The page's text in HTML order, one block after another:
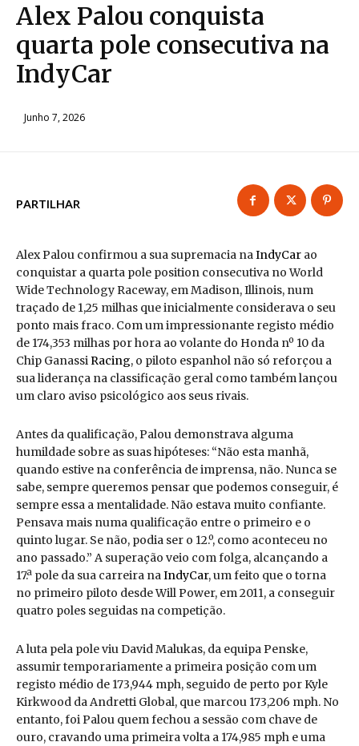
Alex Palou conquista
quarta pole consecutiva na
IndyCar
Junho 7, 2026
PARTILHAR
Alex Palou confirmou a sua supremacia naIndyCar ao
conquistar a quarta pole position consecutiva no World
Wide Technology Raceway, em Madison, Illinois, num
traçado de 1,25 milhas que inicialmente considerava o seu
ponto mais fraco. Com um impressionante registo médio
de 174,353 milhas por hora ao volante do Honda nº 10 da
Chip GanassiRacing, o piloto espanhol não só reforçou a
sua liderança na classificação geral como também lançou
um claro aviso psicológico aos seus rivais.
Antes da qualificação, Palou demonstrava alguma
humildade sobre as suas hipóteses: “Não esta manhã,
quando estive na conferência de imprensa, não. Nunca se
sabe, sempre queremos pensar que podemos conseguir, é
sempre essa a mentalidade. Não estava muito confiante.
Pensava mais numa qualificação entre o primeiro e o
quinto lugar. Se não, podia ser o 12.º, como aconteceu no
ano passado.” A superação veio com folga, alcançando a
17.ª pole da sua carreira naIndyCar, um feito que o torna
no primeiro piloto desde Will Power, em 2011, a conseguir
quatro poles seguidas na competição.
A luta pela pole viu David Malukas, da equipa Penske,
assumir temporariamente a primeira posição com um
registo médio de 173,944 mph, seguido de perto por Kyle
Kirkwood da Andretti Global, que marcou 173,206 mph. No
entanto, foi Palou quem fechou a sessão com chave de
ouro, cravando uma primeira volta a 174,985 mph e uma